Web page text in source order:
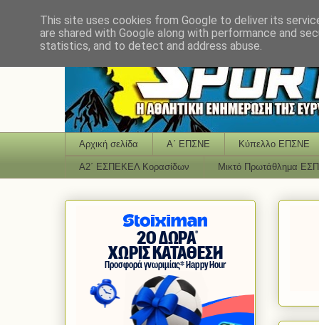
Αρχική σελίδα Α΄ ΕΠΣΝΕ Κύπελλο ΕΠΣΝΕ
Α2΄ ΕΣΠΕΚΕΛ Κορασίδων Μικτό Πρωτάθλημα
This site uses cookies from Google to deliver its
are shared with Google along with performance and
statistics, and to detect and address abuse.